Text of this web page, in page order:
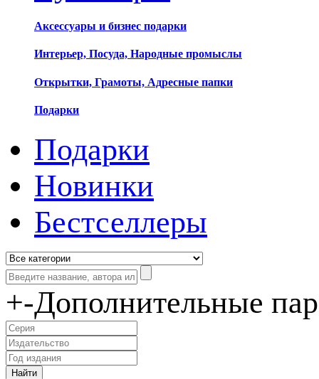
Аксессуары и бизнес подарки
Интерьер, Посуда, Народные промыслы
Открытки, Грамоты, Адресные папки
Подарки
Подарки
Новинки
Бестселлеры
+-Дополнительные